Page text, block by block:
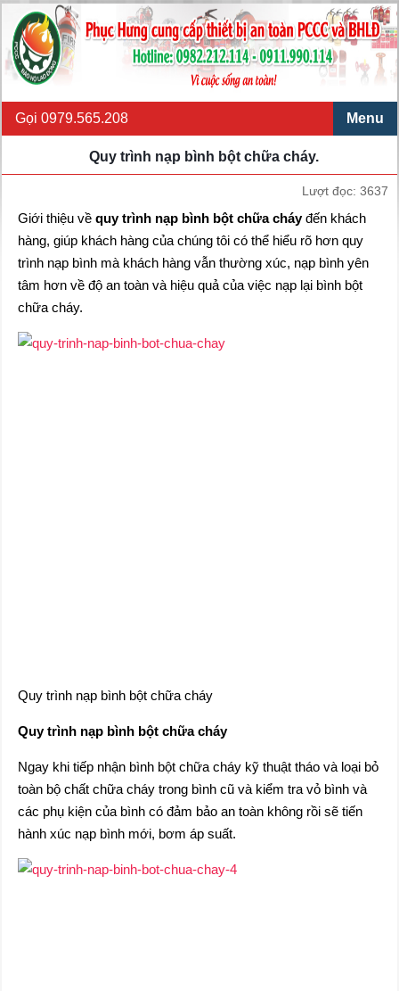
Gọi 0979.565.208 Menu
Quy trình nạp bình bột chữa cháy.
Lượt đọc: 3637
Giới thiệu vềquy trình nạp bình bột chữa cháyđến khách
hàng, giúp khách hàng của chúng tôi có thể hiểu rõ hơn quy
trình nạp bình mà khách hàng vẫn thường xúc, nạp bình yên
tâm hơn về độ an toàn và hiệu quả của việc nạp lại bình bột
chữa cháy.
Quy trình nạp bình bột chữa cháy
Quy trình nạp bình bột chữa cháy
Ngay khi tiếp nhận bình bột chữa cháy kỹ thuật tháo và loại bỏ
toàn bộ chất chữa cháy trong bình cũ và kiểm tra vỏ bình và
các phụ kiện của bình có đảm bảo an toàn không rồi sẽ tiến
hành xúc nạp bình mới, bơm áp suất.